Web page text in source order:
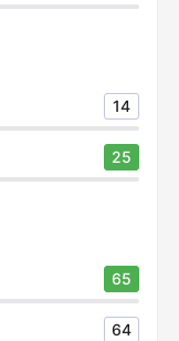
14
25
65
64